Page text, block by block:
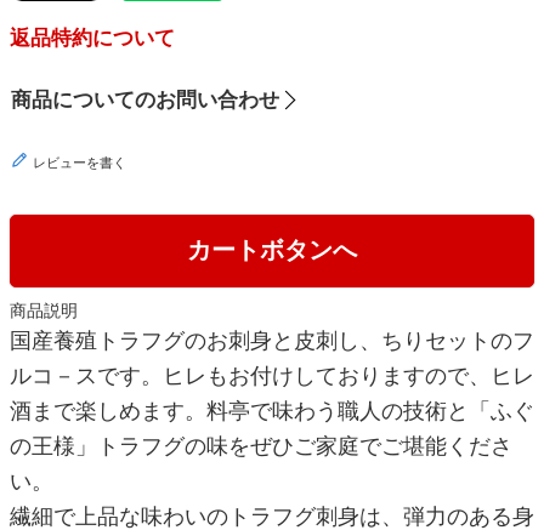
カートボタンへ
商品説明
国産養殖トラフグのお刺身と皮刺し、ちりセットのフ
ルコ－スです。ヒレもお付けしておりますので、ヒレ
酒まで楽しめます。料亭で味わう職人の技術と「ふぐ
の王様」トラフグの味をぜひご家庭でご堪能くださ
い。
繊細で上品な味わいのトラフグ刺身は、弾力のある身
返品特約について
商品についてのお問い合わせ
レビューを書く